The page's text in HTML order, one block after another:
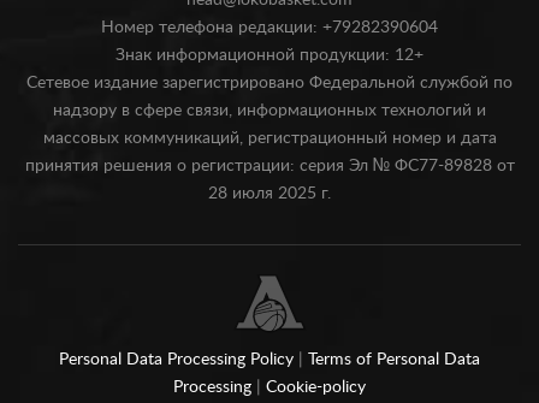
Номер телефона редакции: +79282390604
Знак информационной продукции: 12+
Сетевое издание зарегистрировано Федеральной службой по
надзору в сфере связи, информационных технологий и
массовых коммуникаций, регистрационный номер и дата
принятия решения о регистрации: серия Эл № ФС77-89828 от
28 июля 2025 г.
Personal Data Processing Policy
Terms of Personal Data
Processing
Cookie-policy